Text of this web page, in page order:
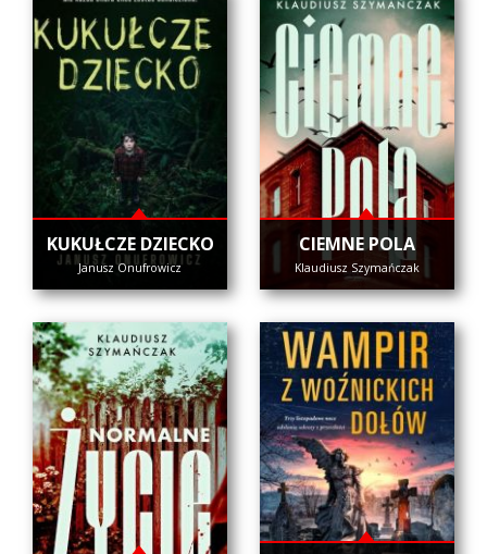
KUKUŁCZE DZIECKO
Janusz Onufrowicz
CIEMNE POLA
Klaudiusz Szymańczak